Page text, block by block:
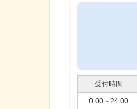
受付時間
0:00～24:00